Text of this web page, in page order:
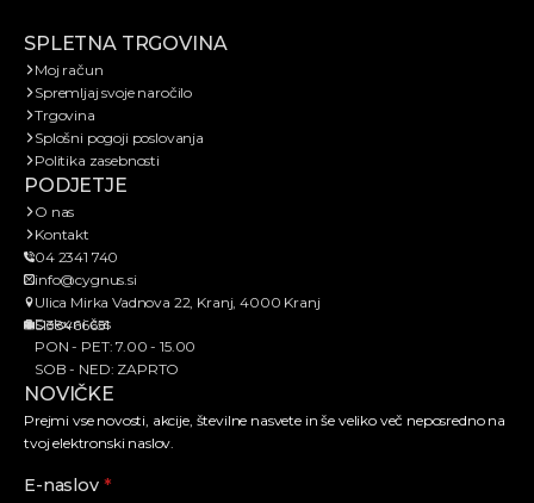
SPLETNA TRGOVINA
Moj račun
Spremljaj svoje naročilo
Trgovina
Splošni pogoji poslovanja
Politika zasebnosti
PODJETJE
O nas
Kontakt
04 2341 740
info@cygnus.si
Ulica Mirka Vadnova 22, Kranj, 4000 Kranj
SI38466651
Delovni čas
PON - PET: 7.00 - 15.00
SOB - NED: ZAPRTO
NOVIČKE
Prejmi vse novosti, akcije, številne nasvete in še veliko več neposredno na
tvoj elektronski naslov.
E-naslov *